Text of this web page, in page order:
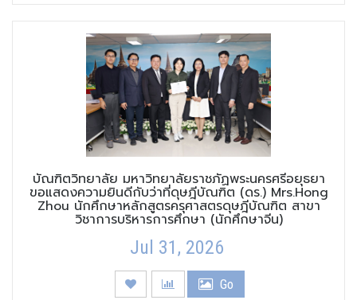
บัณฑิตวิทยาลัย มหาวิทยาลัยราชภัฏพระนครศรีอยุธยา
ขอแสดงความยินดีกับว่าที่ดุษฎีบัณฑิต (ดร.) Mrs.Hong
Zhou นักศึกษาหลักสูตรครุศาสตรดุษฎีบัณฑิต สาขา
วิชาการบริหารการศึกษา (นักศึกษาจีน)
Jul 31, 2026
Go